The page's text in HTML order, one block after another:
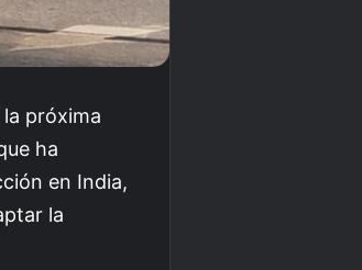
próxima
ha
en India,
la